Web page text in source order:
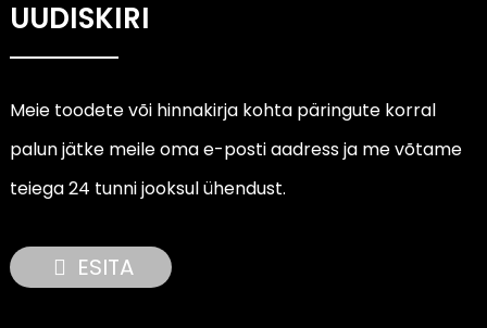
UUDISKIRI
Meie toodete või hinnakirja kohta päringute korral
palun jätke meile oma e-posti aadress ja me võtame
teiega 24 tunni jooksul ühendust.
ESITA